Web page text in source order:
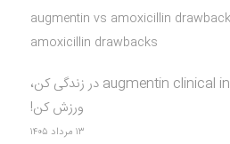
augmentin vs amoxicillin
amoxicillin drawbacks
augmentin clinical در زندگی کن،
ورزش کن!
۱۳ مرداد ۱۴۰۵